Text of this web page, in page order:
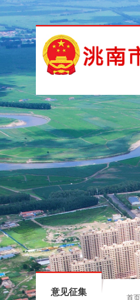
意见征集
首页